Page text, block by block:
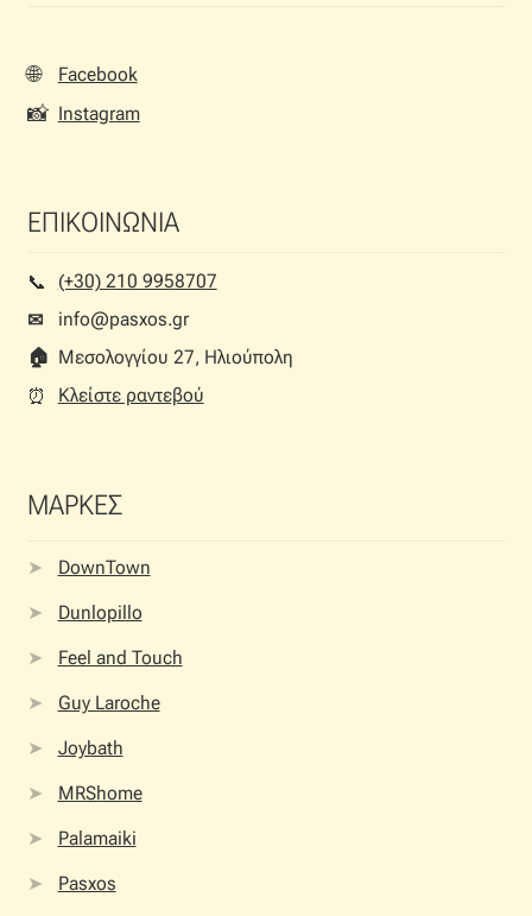
🌐 Facebook
📸 Instagram
ΕΠΙΚΟΙΝΩΝΙΑ
📞︎
(+30) 210 9958707
✉
info@pasxos.gr
🏠︎ Μεσολογγίου 27, Ηλιούπολη
⏰︎
Κλείστε ραντεβού
ΜΑΡΚΕΣ
DownTown
Dunlopillo
Feel and Touch
Guy Laroche
Joybath
MRShome
Palamaiki
Pasxos